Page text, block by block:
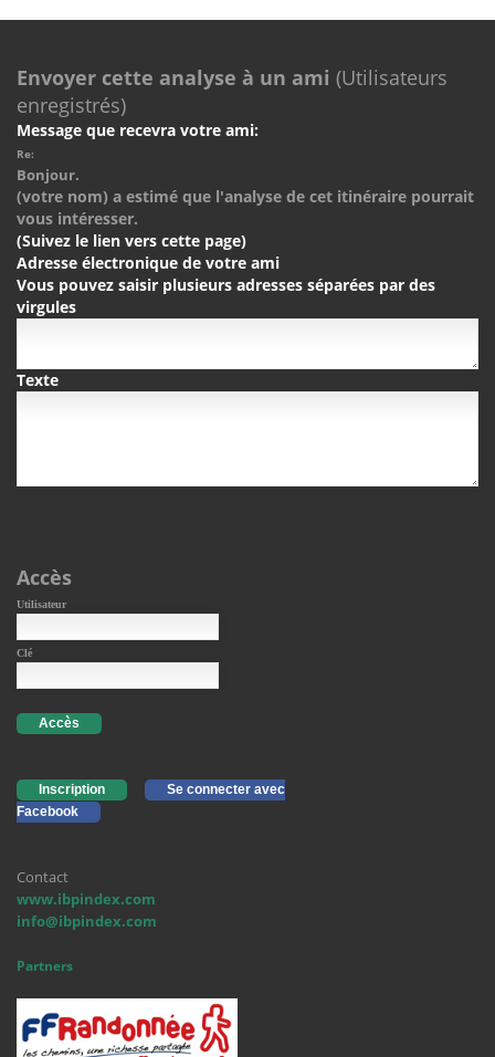
Envoyer cette analyse à un ami (Utilisateurs
enregistrés)
Message que recevra votre ami:
Re:
Bonjour.
(votre nom) a estimé que l'analyse de cet itinéraire pourrait
vous intéresser.
(Suivez le lien vers cette page)
Adresse électronique de votre ami
Vous pouvez saisir plusieurs adresses séparées par des
virgules
Texte
Accès
Utilisateur
Clé
Accès
Inscription
Se connecter avec
Facebook
Contact
www.ibpindex.com
info@ibpindex.com
Partners